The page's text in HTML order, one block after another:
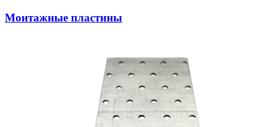
Монтажные пластины